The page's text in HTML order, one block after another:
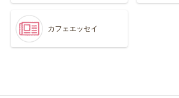
カフェエッセイ